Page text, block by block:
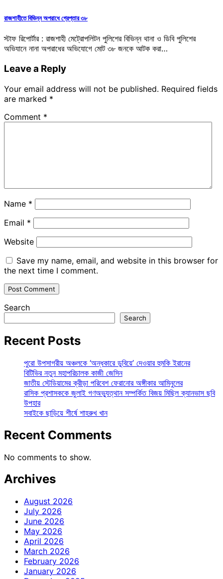
রাজশাহীতে বিভিন্ন অপরাধে গ্রেপ্তার ৩৮
স্টাফ রিপোর্টার : রাজশাহী মেট্রোপলিটন পুলিশের বিভিন্ন থানা ও ডিবি পুলিশের
অভিযানে নানা অপরাধের অভিযোগে মোট ৩৮ জনকে আটক করা…
Leave a Reply
Your email address will not be published. Required fields
are marked *
Comment *
Name *
Email *
Website
Save my name, email, and website in this browser for
the next time I comment.
Search
Search
Recent Posts
পুরো উপসাগরীয় অঞ্চলকে ‘অন্ধকারে ডুবিয়ে’ দেওয়ার হুমকি ইরানের
বিটিভির নতুন মহাপরিচালক কাজী জেসিন
জাতীয় স্টেডিয়ামের ক্রীড়া পরিবেশ ফেরানোর অঙ্গীকার আমিনুলের
রাসিক প্রশাসককে জুলাই গণঅভ্যুত্থান সম্পর্কিত বিজয় মিছিল ক্যানভাস ছবি
উপহার
সবাইকে ছাড়িয়ে শীর্ষে শাহরুখ খান
Recent Comments
No comments to show.
Archives
August 2026
July 2026
June 2026
May 2026
April 2026
March 2026
February 2026
January 2026